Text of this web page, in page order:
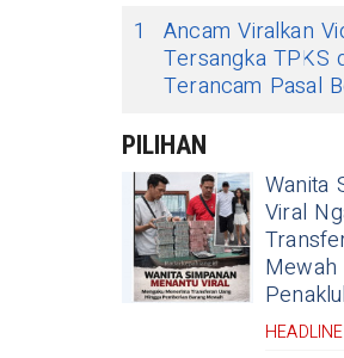
1
​Ancam Viralkan
Tersangka TPKS
Terancam Pasal
PILIHAN
Wanita
Viral
Mewah
HEADLINE